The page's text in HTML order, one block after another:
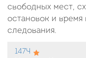
свободных мест,
остановок и
следования.
147Ч